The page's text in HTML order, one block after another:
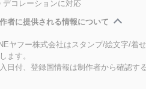
デコレーションに対応
者に提供される情報について
ヤフー株式会社はスタンプ/絵文字/着
ます。
日付、登録国情報は制作者から確認す